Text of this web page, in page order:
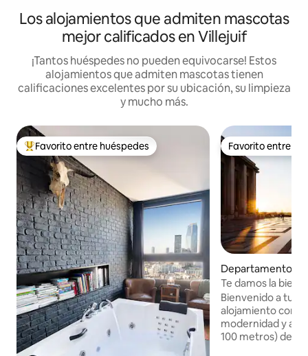
Los alojamientos que admiten mascotas
mejor calificados en Villejuif
¡Tantos huéspedes no pueden equivocarse! Estos
alojamientos que admiten mascotas tienen
calificaciones excelentes por su ubicación, su limpieza
y mucho más.
De los mejores en Favorito entre huéspedes
Favorito entre huéspedes Favorito entre
Favorito entre
Departamento
Te damos la
cerca del metro
colina
Bienvenido a tu
alojamiento
modernidad y
100 metros) del